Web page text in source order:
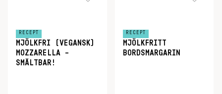
RECEPT
MJÖLKFRI (VEGANSK)
MOZZARELLA –
SMÄLTBAR!
RECEPT
MJÖLKFRITT
BORDSMARGARIN